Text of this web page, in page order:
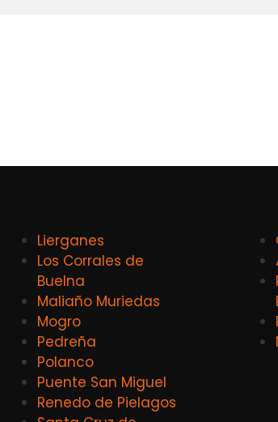
Lierganes
Los Corrales de
Buelna
Maliaño Muriedas
Mogro
Pedreña
Polanco
Puente San Miguel
Renedo de Pielagos